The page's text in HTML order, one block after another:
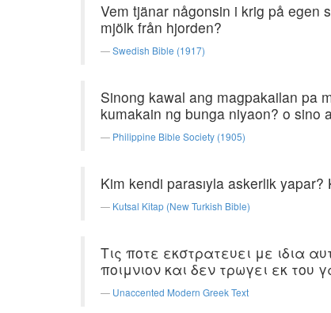
Vem tjänar någonsin i krig på egen
mjölk från hjorden?
Swedish Bible (1917)
Sinong kawal ang magpakailan pa
kumakain ng bunga niyaon? o sino
Philippine Bible Society (1905)
Kim kendi parasıyla askerlik
Kutsal Kitap (New Turkish Bible)
Τις ποτε εκστρατευει με ιδια
ποιμνιον και δεν τρωγει εκ του
Unaccented Modern Greek Text